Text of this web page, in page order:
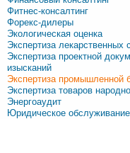
Фитнес-консалтинг
Форекс-дилеры
Экологическая оценка
Экспертиза лекарственных
Экспертиза проектной
изысканий
Экспертиза промышленной
Экспертиза товаров
Энергоаудит
Юридическое обслуживание